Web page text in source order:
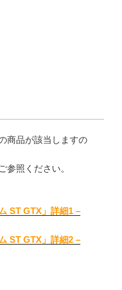
商品が該当しますの
参照ください。
ST GTX」詳細1 –
ST GTX」詳細2 –